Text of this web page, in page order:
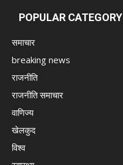
POPULAR CATEGORY
समाचार
breaking news
राजनीति
राजनीति समाचार
वाणिज्य
खेलकुद
विश्व